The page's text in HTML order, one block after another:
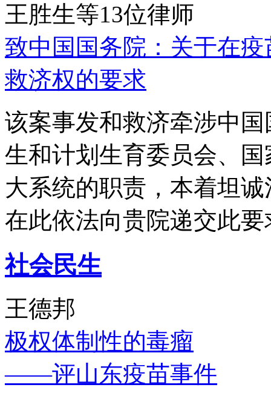
王胜生等13位律师
致中国国务院：关于在
救济权的要求
该案事发和救济牵涉中
生和计划生育委员会、
大系统的职责，本着坦
在此依法向贵院递交此要
社会民生
王德邦
极权体制性的毒瘤
——评山东疫苗事件